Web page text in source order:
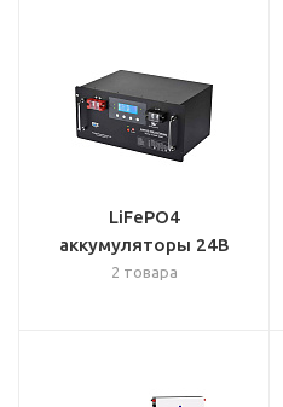
LiFePO4
аккумуляторы 24В
2 товара